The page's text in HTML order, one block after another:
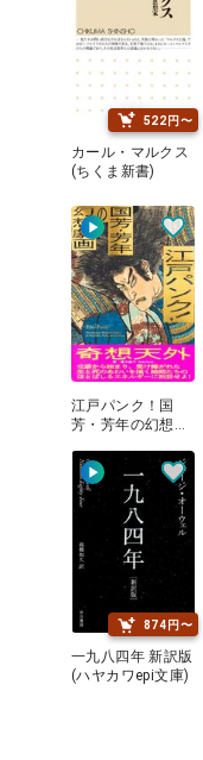
522円〜
カール・マルクス
(ちくま新書)
江戸パンク！国
芳・芳年の幻想劇
874円〜
一九八四年 新訳版
(ハヤカワepi文庫)